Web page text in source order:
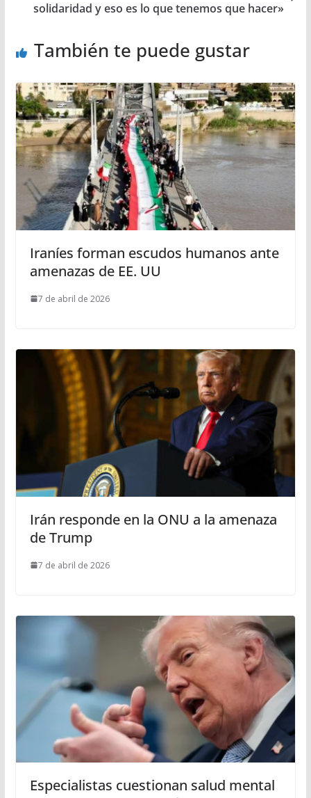
solidaridad y eso es lo que tenemos que hacer»
También te puede gustar
Iraníes forman escudos humanos ante
amenazas de EE. UU
7 de abril de 2026
Irán responde en la ONU a la amenaza
de Trump
7 de abril de 2026
Especialistas cuestionan salud mental